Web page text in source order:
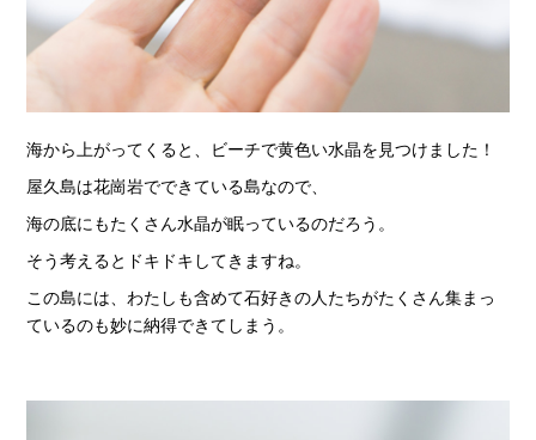
海から上がってくると、ビーチで黄色い水晶を見つけました！
屋久島は花崗岩でできている島なので、
海の底にもたくさん水晶が眠っているのだろう。
そう考えるとドキドキしてきますね。
この島には、わたしも含めて石好きの人たちがたくさん集まっ
ているのも妙に納得できてしまう。